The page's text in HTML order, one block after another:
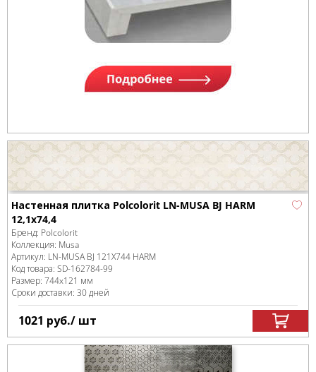
Настенная плитка Polcolorit LN-MUSA BJ HARM
12,1x74,4
Бренд: Polcolorit
Коллекция: Musa
Артикул: LN-MUSA BJ 121X744 HARM
Код товара: SD-162784-99
Размер: 744x121 мм
Сроки доставки: 30 дней
1021 руб./ шт